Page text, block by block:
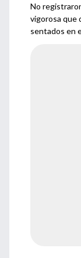
No
vigorosa que
sentados en